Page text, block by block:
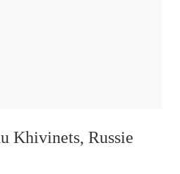
Khivinets, Russie